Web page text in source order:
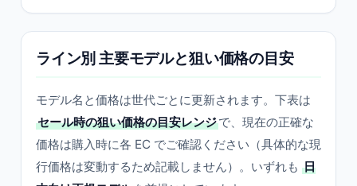
ライン別 主要モデルと狙い価格の目安
モデル名と価格は世代ごとに更新されます。下表は
セール時の狙い価格の目安レンジで、現在の正確な
価格は購入時に各 EC でご確認ください（具体的な現
行価格は変動するため記載しません）。いずれも 日